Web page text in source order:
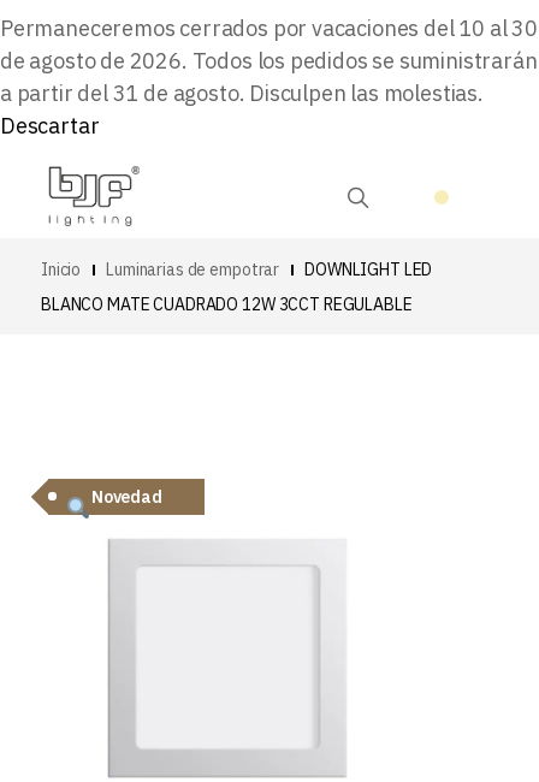
Permaneceremos cerrados por vacaciones del 10 al 30
de agosto de 2026. Todos los pedidos se suministrarán
a partir del 31 de agosto. Disculpen las molestias.
Descartar
Inicio Luminarias de empotrar
DOWNLIGHT LED
BLANCO MATE CUADRADO 12W 3CCT REGULABLE
Novedad